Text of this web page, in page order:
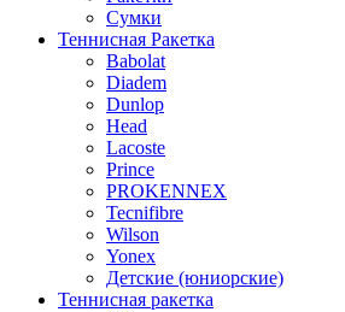
Сумки
Теннисная Ракетка
Babolat
Diadem
Dunlop
Head
Lacoste
Prince
PROKENNEX
Tecnifibre
Wilson
Yonex
Детские (юниорские)
Теннисная ракетка